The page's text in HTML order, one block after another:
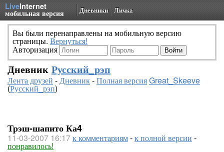
LiveInternet
мобильная версия Дневники Личка
Вы были перенаправлены на мобильную версию
страницы. Вернуться!
Авторизация
Дневник Русский_рэп
Лента друзей -Дневник-Полная версияGreat_Skeeve
(Русский_рэп)
Трэш-шапито Ка4
11-03-2007 16:17к комментариям-к полной версии -
понравилось!